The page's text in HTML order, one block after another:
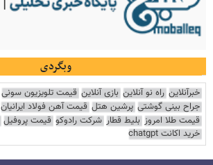
وبگردی
خبرآنلاین راه نو آنلاین بازی آنلاین قیمت تلویزیون سونی
جراح بینی گوشتی پرشین هتل قیمت آهن فولاد ایرانیان
قیمت طلا امروز بلیط قطار شرکت رادوکو قیمت پروفیل
خرید اکانت chatgpt